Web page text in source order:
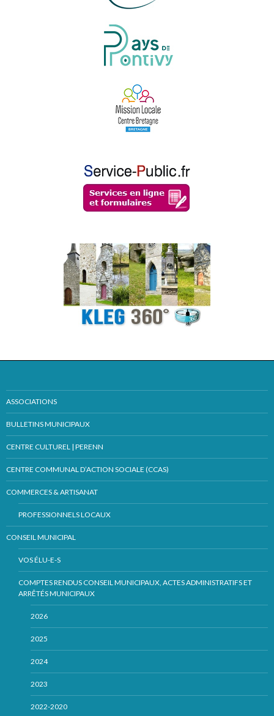
ASSOCIATIONS
BULLETINS MUNICIPAUX
CENTRE CULTUREL | PERENN
CENTRE COMMUNAL D’ACTION SOCIALE (CCAS)
COMMERCES & ARTISANAT
PROFESSIONNELS LOCAUX
CONSEIL MUNICIPAL
VOS ÉLU-E-S
COMPTES RENDUS CONSEIL MUNICIPAUX, ACTES ADMINISTRATIFS ET
ARRÊTÉS MUNICIPAUX
2026
2025
2024
2023
2022-2020